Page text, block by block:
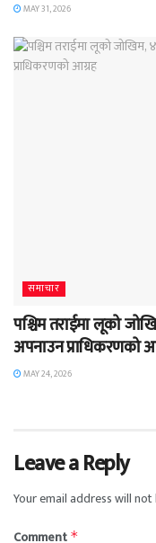
MAY 31, 2026
समाचार
पश्चिम तराईमा लूको
अपनाउन प्राधिकरणको
MAY 24, 2026
Leave a Reply
Your email address will
Comment *